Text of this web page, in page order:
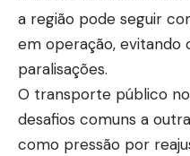
a região pode seguir
em operação, evitando
paralisações.
O transporte público
desafios comuns a
como pressão por